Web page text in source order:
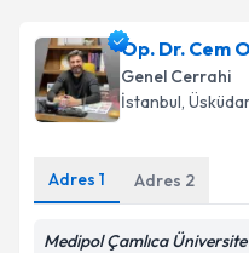
takvim
E-posta Adresiniz
Metni'ni okudum
Op. Dr. Cem
Genel Cerrahi
İstanbul,
Adres 1 Adres 2
Medipol Çamlıca